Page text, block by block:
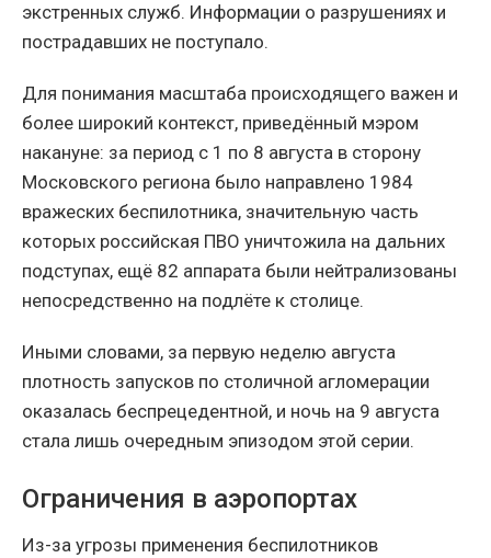
экстренных служб. Информации о разрушениях и
пострадавших не поступало.
Для понимания масштаба происходящего важен и
более широкий контекст, приведённый мэром
накануне: за период с 1 по 8 августа в сторону
Московского региона было направлено 1984
вражеских беспилотника, значительную часть
которых российская ПВО уничтожила на дальних
подступах, ещё 82 аппарата были нейтрализованы
непосредственно на подлёте к столице.
Иными словами, за первую неделю августа
плотность запусков по столичной агломерации
оказалась беспрецедентной, и ночь на 9 августа
стала лишь очередным эпизодом этой серии.
Ограничения в аэропортах
Из-за угрозы применения беспилотников